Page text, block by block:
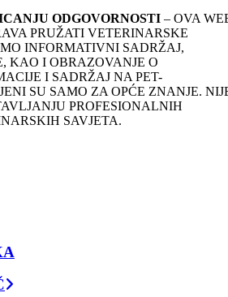
ODGOVORNOSTI – OVA
PRUŽATI VETERINARSKE
INFORMATIVNI SADRŽAJ,
KAO I OBRAZOVANJE O
I SADRŽAJ NA PET-
SU SAMO ZA OPĆE ZNANJE.
PROFESIONALNIH
SAVJETA.